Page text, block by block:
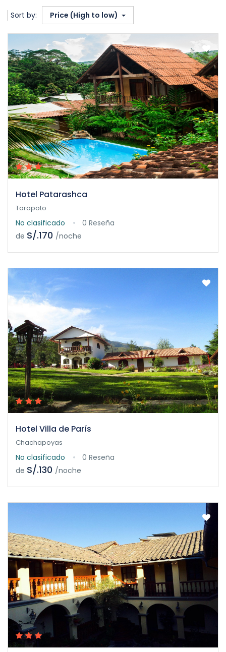
Sort by: Price (High to low)
Hotel Patarashca
Tarapoto
No clasificado
0 Reseña
de S/.170 /noche
Hotel Villa de París
Chachapoyas
No clasificado
0 Reseña
de S/.130 /noche